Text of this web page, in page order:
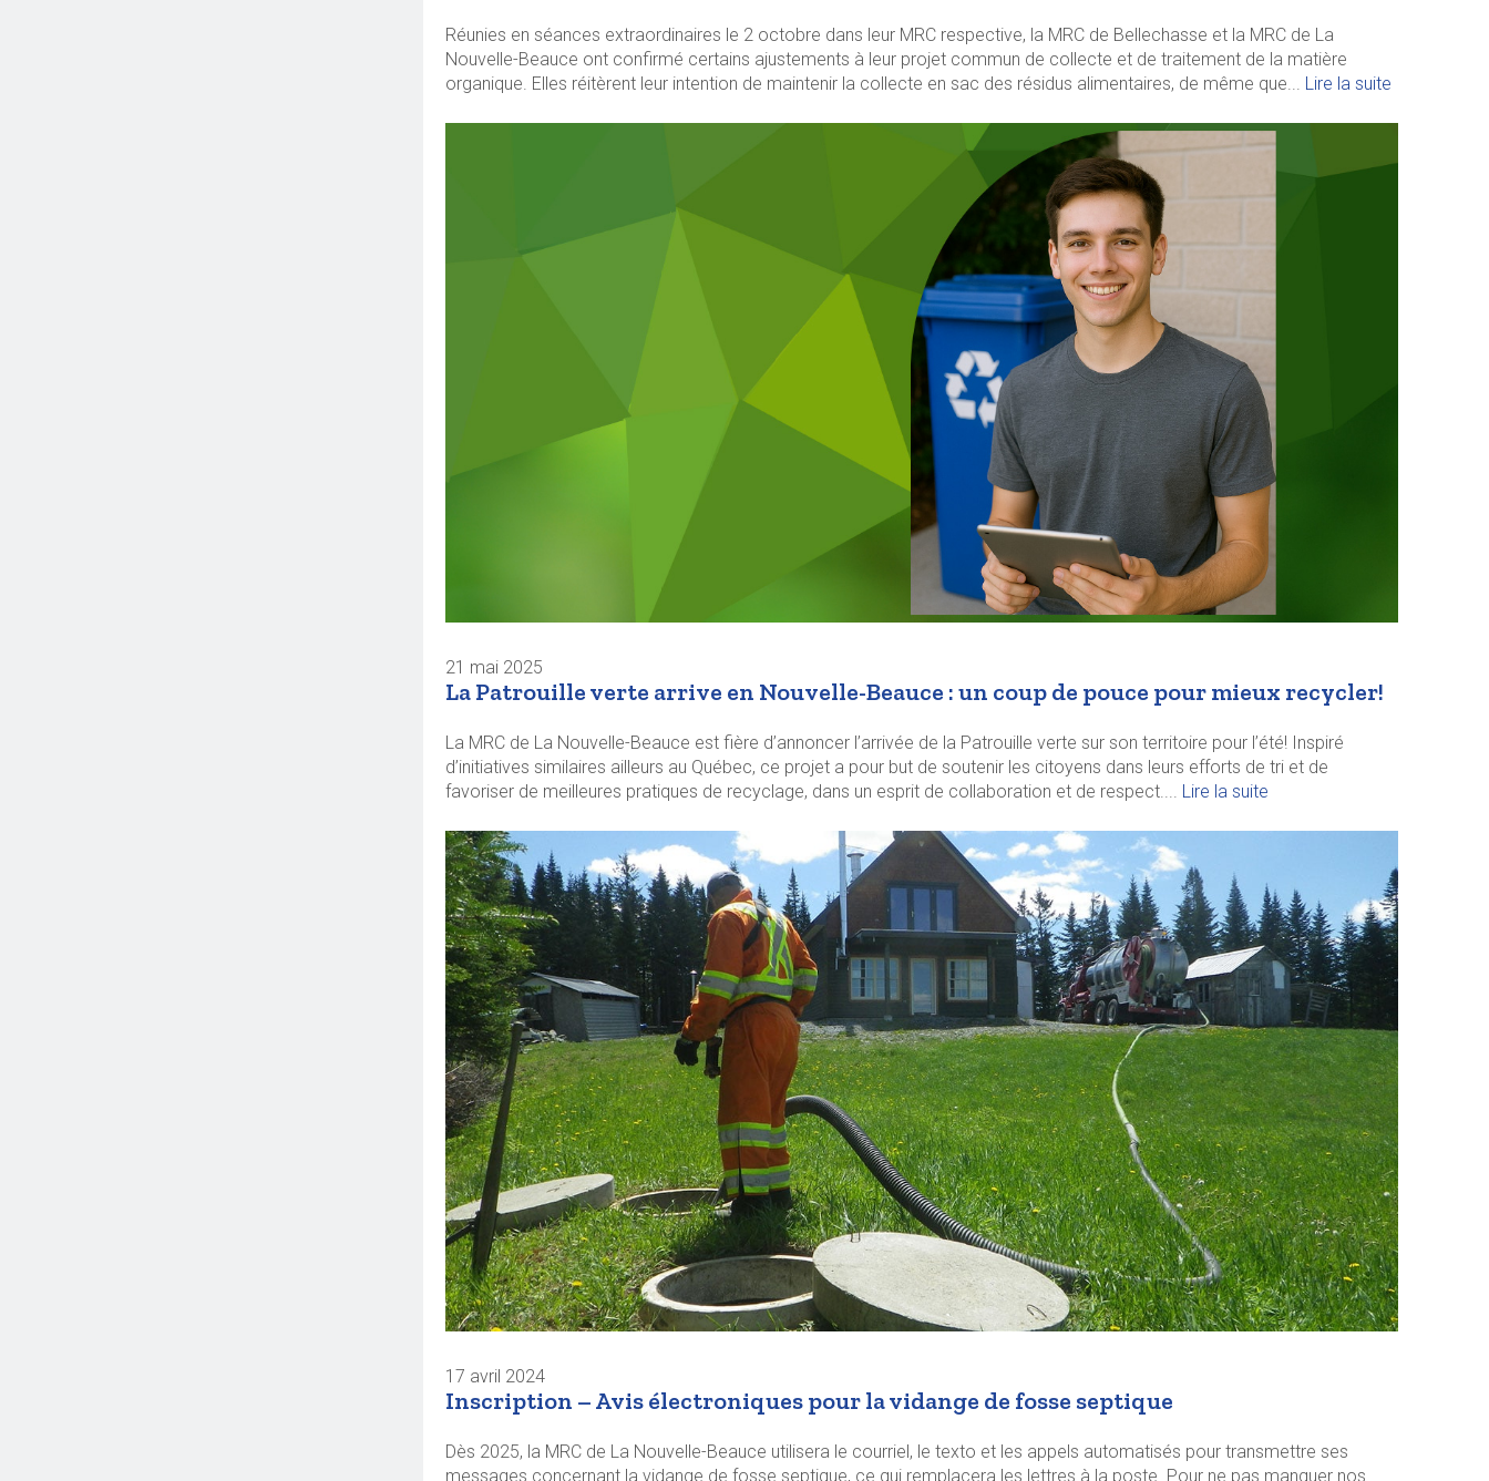
Réunies en séances extraordinaires le 2 octobre dans leur MRC respective, la MRC de Bellechasse et la MRC de La
Nouvelle-Beauce ont confirmé certains ajustements à leur projet commun de collecte et de traitement de la matière
organique. Elles réitèrent leur intention de maintenir la collecte en sac des résidus alimentaires, de même que... Lire la suite
21 mai 2025
La Patrouille verte arrive en Nouvelle-Beauce : un coup de pouce pour mieux recycler!
La MRC de La Nouvelle-Beauce est fière d’annoncer l’arrivée de la Patrouille verte sur son territoire pour l’été! Inspiré
d’initiatives similaires ailleurs au Québec, ce projet a pour but de soutenir les citoyens dans leurs efforts de tri et de
favoriser de meilleures pratiques de recyclage, dans un esprit de collaboration et de respect.... Lire la suite
17 avril 2024
Inscription – Avis électroniques pour la vidange de fosse septique
Dès 2025, la MRC de La Nouvelle-Beauce utilisera le courriel, le texto et les appels automatisés pour transmettre ses
messages concernant la vidange de fosse septique, ce qui remplacera les lettres à la poste. Pour ne pas manquer nos